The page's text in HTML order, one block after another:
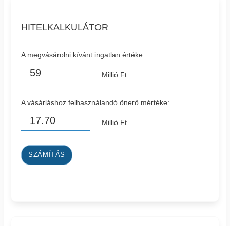
HITELKALKULÁTOR
A megvásárolni kívánt ingatlan értéke:
Millió Ft
A vásárláshoz felhasználandó önerő mértéke:
Millió Ft
SZÁMÍTÁS